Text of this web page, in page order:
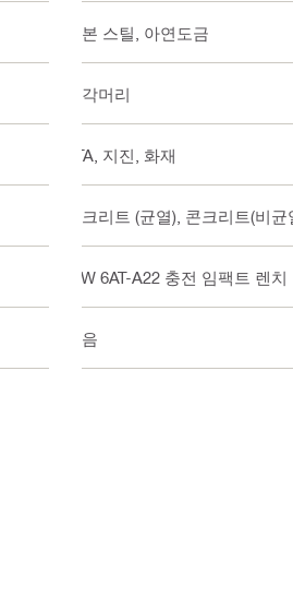
카본 스틸, 아연도금
육각머리
ETA, 지진, 화재
콘크리트 (균열), 콘크리트(비균
SIW 6AT-A22 충전 임팩트 렌치
있음